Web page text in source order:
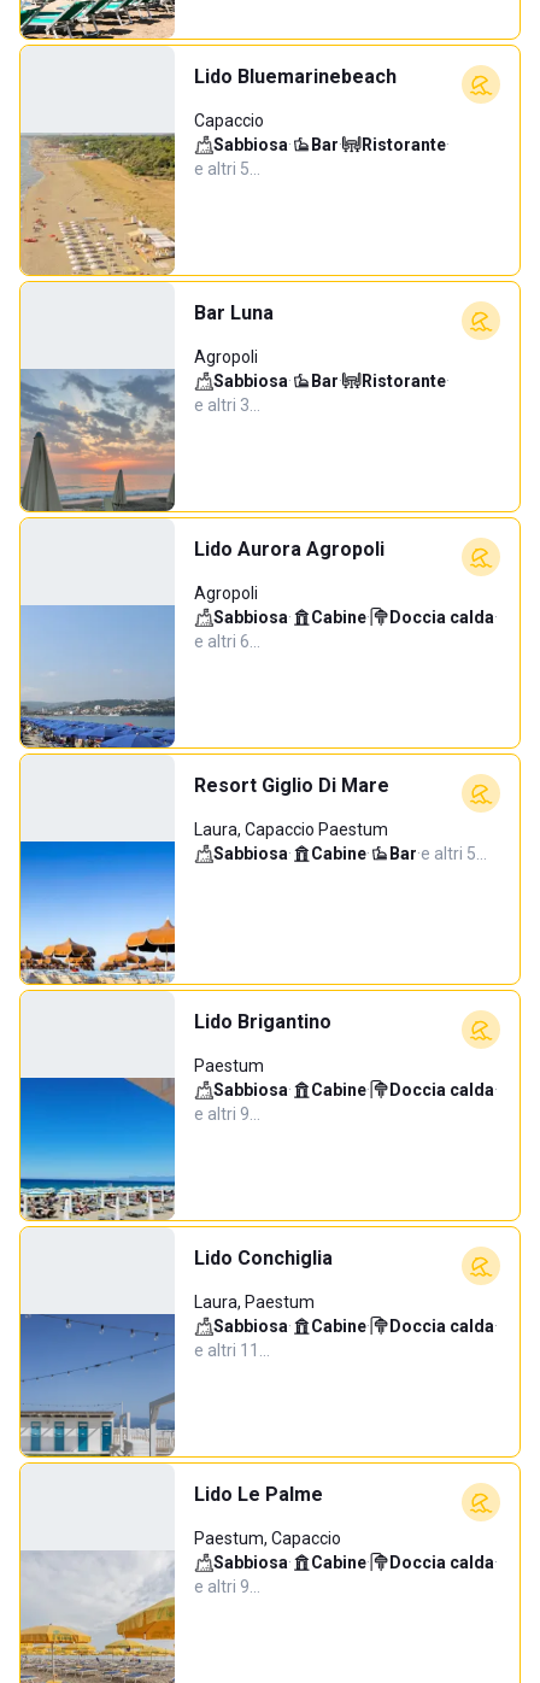
Lido Bluemarinebeach
Capaccio
Sabbiosa· Bar· Ristorante·
e altri 5…
Bar Luna
Agropoli
Sabbiosa· Bar· Ristorante·
e altri 3…
Lido Aurora Agropoli
Agropoli
Sabbiosa· Cabine· Doccia calda·
e altri 6…
Resort Giglio Di Mare
Laura, Capaccio Paestum
Sabbiosa· Cabine· Bar·e altri 5…
Lido Brigantino
Paestum
Sabbiosa· Cabine· Doccia calda·
e altri 9…
Lido Conchiglia
Laura, Paestum
Sabbiosa· Cabine· Doccia calda·
e altri 11…
Lido Le Palme
Paestum, Capaccio
Sabbiosa· Cabine· Doccia calda·
e altri 9…